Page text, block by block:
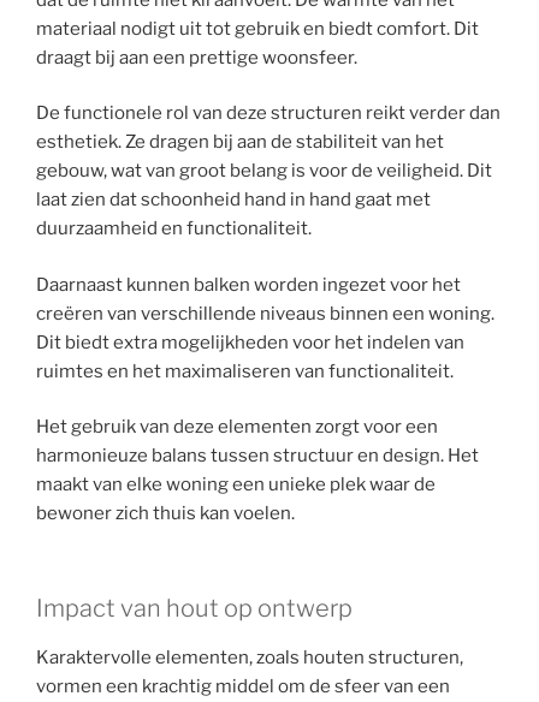
materiaal nodigt uit tot gebruik en biedt comfort. Dit
draagt bij aan een prettige woonsfeer.
De functionele rol van deze structuren reikt verder dan
esthetiek. Ze dragen bij aan de stabiliteit van het
gebouw, wat van groot belang is voor de veiligheid. Dit
laat zien dat schoonheid hand in hand gaat met
duurzaamheid en functionaliteit.
Daarnaast kunnen balken worden ingezet voor het
creëren van verschillende niveaus binnen een woning.
Dit biedt extra mogelijkheden voor het indelen van
ruimtes en het maximaliseren van functionaliteit.
Het gebruik van deze elementen zorgt voor een
harmonieuze balans tussen structuur en design. Het
maakt van elke woning een unieke plek waar de
bewoner zich thuis kan voelen.
Impact van hout op ontwerp
Karaktervolle elementen, zoals houten structuren,
vormen een krachtig middel om de sfeer van een